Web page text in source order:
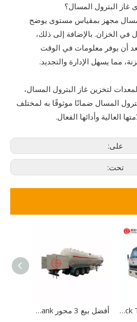
البترول المسال؟
مجهز بمقياس مستوى يوضح
في الخزان. بالإضافة إلى ذلك،
أن يوفر معلومات في الوقت
مما يسهل الإدارة والتجديد.
لتخزين غاز البترول المسال،
المسال ضمانًا موثوقًا به لمختلف
العالية وأدائها الفعال.
على:
تحت:
أفضل بيع 3 محور 45000L LPG Tanker Trailer LPG Tank عالي الجودة Howo 10m³ LPG Bobtail Truck Truck Truck Truck